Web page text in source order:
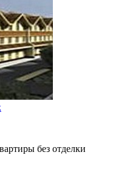
без отделки